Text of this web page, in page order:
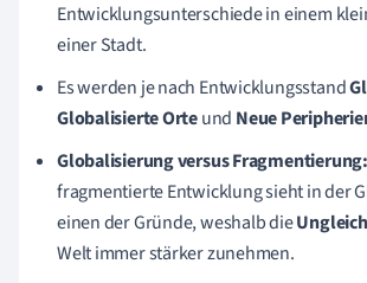
Entwicklungsunterschiede in einem
einer Stadt.
Es werden je nach Entwicklungsstand
Globalisierte Orteund Neue
Globalisierung versus Fragmentierung:
fragmentierte Entwicklung sieht in der
einen der Gründe, weshalb die
Welt immer stärker zunehmen.